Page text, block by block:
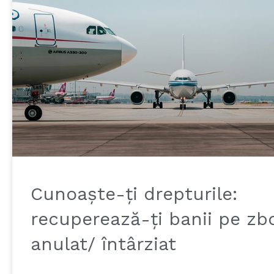
Cunoaște-ți drepturile:
recuperează-ți banii pe
anulat/ întârziat